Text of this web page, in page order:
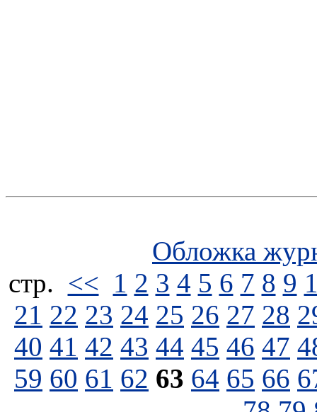
Обложка
стp. << 1 2 3 4 5 6 7 8 9
21 22 23 24 25 26 27 28
40 41 42 43 44 45 46 47
59 60 61 62 63 64 65 66